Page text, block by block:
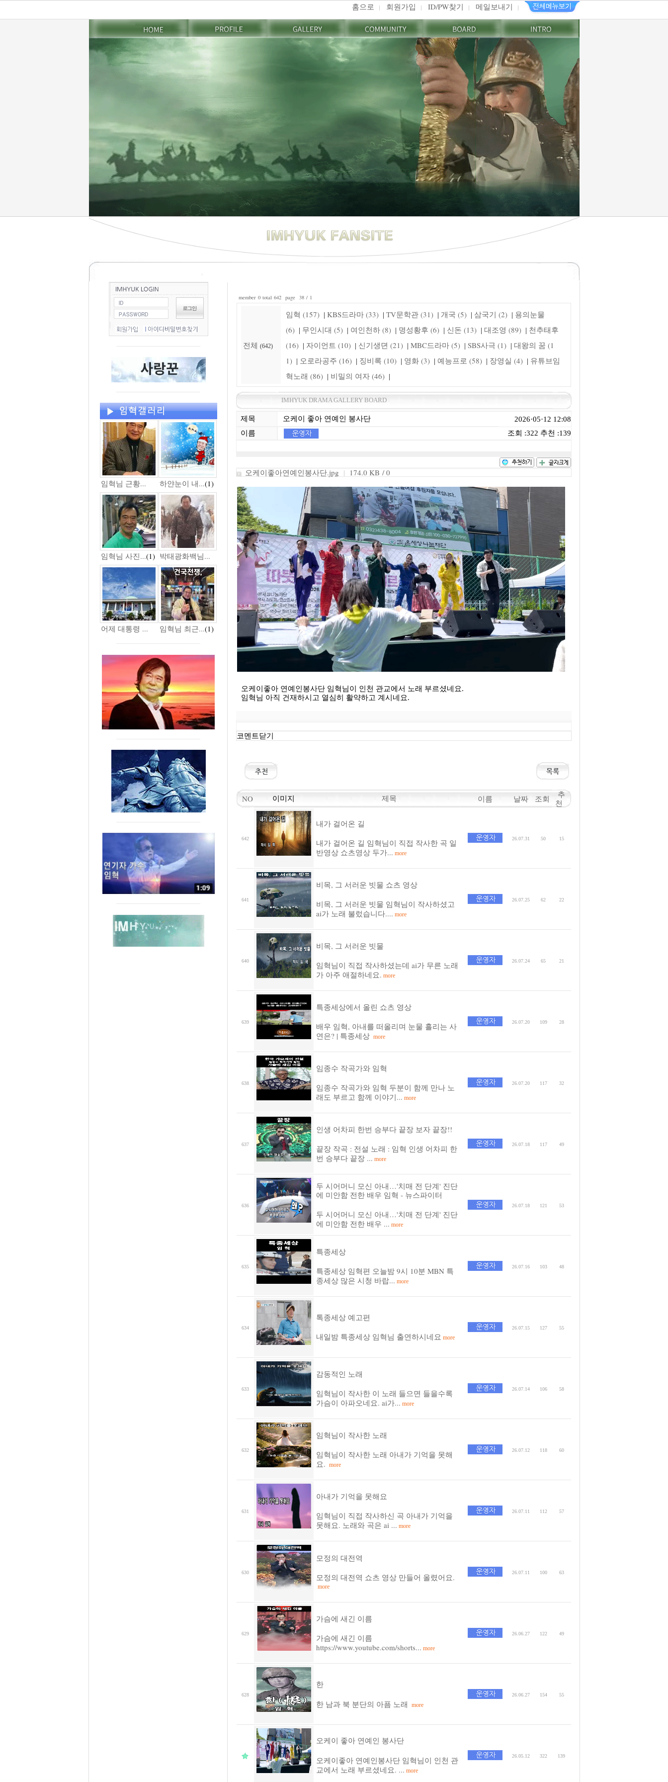
홈으로 회원가입 ID/PW찾기 메일보내기
임혁님 근황... 하얀눈이 내...(1)
임혁님 사진...(1) 박태광화백님...
어제 대통령 ... 임혁님 최근...(1)
member 0 total 642 page 38 / 1
전체 (642)
임혁 (157) | KBS드라마 (33) | TV문학관 (31) | 개국 (5) | 삼국기 (2) | 용의눈물
(6) | 무인시대 (5) | 여인천하 (8) | 명성황후 (6) | 신돈 (13) | 대조영 (89) | 천추태후
(16) | 자이언트 (10) | 신기생뎐 (21) | MBC드라마 (5) | SBS사극 (1) | 대왕의 꿈 (1
1) | 오로라공주 (16) | 징비록 (10) | 영화 (3) | 예능프로 (58) | 장영실 (4) | 유튜브임
혁노래 (86) | 비밀의 여자 (46) |
IMHYUK DRAMA GALLERY BOARD
제목 오케이 좋아 연예인 봉사단
2026·05·12 12:08
이름
조회 :322 추천 :139
오케이좋아연예인봉사단.jpg | 174.0 KB / 0
오케이좋아 연예인봉사단 임혁님이 인천 관교에서 노래 부르셨네요.
임혁님 아직 건재하시고 열심히 활약하고 계시네요.
코멘트닫기
NO 이미지 제목 이름 날짜 조회
추
천
642
내가 걸어온 길
내가 걸어온 길 임혁님이 직접 작사한 곡 일
반영상 쇼츠영상 두가... more
26.07.31 50 15
641
비목, 그 서러운 빗물 쇼츠 영상
비목, 그 서러운 빗물 임혁님이 작사하셨고
ai가 노래 불렀습니다.... more
26.07.25 62 22
640
비목, 그 서러운 빗물
임혁님이 직접 작사하셨는데 ai가 무른 노래
가 아주 애절하네요. more
26.07.24 65 21
639
특종세상에서 올린 쇼츠 영상
배우 임혁, 아내를 떠올리며 눈물 흘리는 사
연은? | 특종세상 more
26.07.20 109 28
638
임종수 작곡가와 임혁
임종수 작곡가와 임혁 두분이 함께 만나 노
래도 부르고 함께 이야기... more
26.07.20 117 32
637
인생 어차피 한번 승부다 끝장 보자 끝장!!
끝장 작곡 : 전설 노래 : 임혁 인생 어차피 한
번 승부다 끝장 ... more
26.07.18 117 49
636
두 시어머니 모신 아내…'치매 전 단계' 진단
에 미안함 전한 배우 임혁 - 뉴스파이터
두 시어머니 모신 아내…'치매 전 단계' 진단
에 미안함 전한 배우 ... more
26.07.18 121 53
635
특종세상
특종세상 임혁편 오늘밤 9시 10분 MBN 특
종세상 많은 시청 바랍... more
26.07.16 103 48
634
톡종세상 예고편
내일밤 특종세상 임혁님 출연하시네요 more
26.07.15 127 55
633
감동적인 노래
임혁님이 작사한 이 노래 들으면 들을수록
가슴이 아파오네요. ai가... more
26.07.14 106 58
632
임혁님이 작사한 노래
임혁님이 작사한 노래 아내가 기억을 못해
요. more
26.07.12 118 60
631
아내가 기억을 못해요
임혁님이 직접 작사하신 곡 아내가 기억을
못해요. 노래와 곡은 ai ... more
26.07.11 112 57
630
모정의 대전역
모정의 대전역 쇼츠 영상 만들어 올렸어요.
more
26.07.11 100 63
629
가슴에 새긴 이름
가슴에 새긴 이름
https://www.youtube.com/shorts... more
26.06.27 122 49
628
한
한 남과 북 분단의 아픔 노래
more
26.06.27 154 55
오케이 좋아 연예인 봉사단
오케이좋아 연예인봉사단 임혁님이 인천 관
교에서 노래 부르셨네요. ... more
26.05.12 322 139